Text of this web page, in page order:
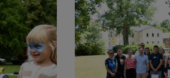
Anbieter
Zweck
Cookie Name
Cookie Laufzeit